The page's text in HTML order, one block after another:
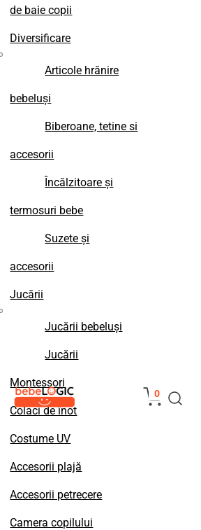
de baie copii
Diversificare
Articole hrănire
bebeluși
Biberoane, tetine si
accesorii
Încălzitoare și
termosuri bebe
Suzete și
accesorii
Jucării
Jucării bebeluși
Jucării
Montessori
Colaci de înot
Costume UV
Accesorii plajă
Accesorii petrecere
Camera copilului
0